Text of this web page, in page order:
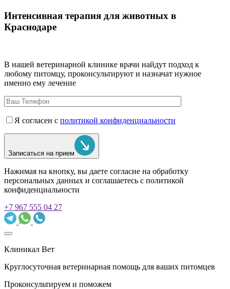
Интенсивная терапия для животных в
Краснодаре
В нашей ветеринарной клинике врачи найдут подход к
любому питомцу, проконсультируют и назначат нужное
именно ему лечение
Я согласен с политикой конфиденциальности
Записаться на прием
Нажимая на кнопку, вы даете согласие на обработку
персональных данных и соглашаетесь c политикой
конфиденциальности
+7 967 555 04 27
Клиникал Вет
Круглосуточная ветеринарная помощь для ваших питомцев
Проконсультируем и поможем